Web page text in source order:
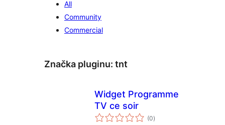
All
Community
Commercial
Značka pluginu: tnt
Widget Programme
TV ce soir
(0celkové
hodnotenie
)